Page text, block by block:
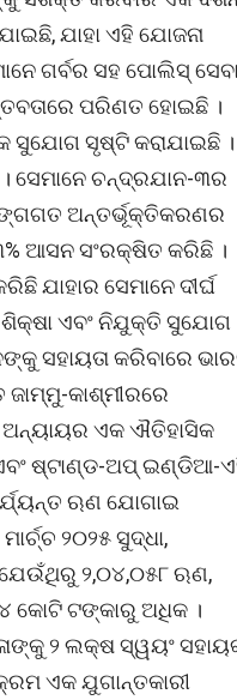
ଯାହା ଏହି ଯୋଜନା
ଗର୍ବର ସହ ପୋଲିସ୍
ପରିଣତ ହୋଇଛି ।
ସୁଯୋଗ ସୃଷ୍ଟି କରାଯାଇଛି ।
ସେମାନେ ଚନ୍ଦ୍ରଯାନ-୩ର
ଅନ୍ତର୍ଭୂକ୍ତିକରଣର
ଆସନ ସଂରକ୍ଷିତ କରିଛି ।
ଯାହାର ସେମାନେ ଦୀର୍ଘ
ଶିକ୍ଷା ଏବଂ ନିଯୁକ୍ତି ସୁଯୋଗ
ସହାୟତା କରିବାରେ
କାଶ୍ମୀରରେ
ଅନ୍ୟାୟର ଏକ ଐତିହାସିକ
ଷ୍ଟାଣ୍ଡ-ଅପ୍ ଇଣ୍ଡିଆ-
ଋଣ ଯୋଗାଇ
୨୦୨୫ ସୁଦ୍ଧା,
୨,୦୪,୦୫୮ ଋଣ,
କୋଟି ଟଙ୍କାରୁ ଅଧିକ ।
୨ ଲକ୍ଷ ସ୍ୱୟଂ
ଏକ ଯୁଗାନ୍ତକାରୀ